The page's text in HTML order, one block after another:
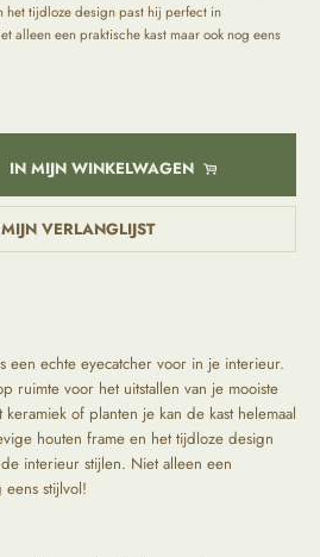
het tijdloze design past hij perfect in
alleen een praktische kast maar ook nog eens
IN MIJN WINKELWAGEN
VERLANGLIJST
een echte eyecatcher voor in je interieur.
ruimte voor het uitstallen van je mooiste
keramiek of planten je kan de kast helemaal
houten frame en het tijdloze design
interieur stijlen. Niet alleen een
eens stijlvol!